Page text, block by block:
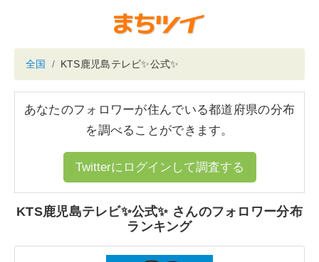
全国 KTS鹿児島テレビ✨公式✨
あなたのフォロワーが住んでいる都道府県の分布
を調べることができます。
Twitterにログインして調査する
KTS鹿児島テレビ✨公式✨ さんのフォロワー分布
ランキング